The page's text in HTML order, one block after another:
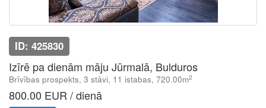
ID: 425830
Izīrē pa dienām māju Jūrmalā, Bulduros
Brīvības prospekts, 3 stāvi, 11 istabas, 720.00m2
800.00 EUR / dienā